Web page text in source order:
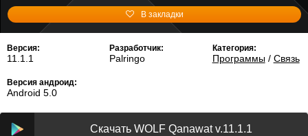
В закладки
Версия:
11.1.1
Разработчик:
Palringo
Категория:
Программы/ Связь
Версия андроид:
Android 5.0
Скачать WOLF Qanawat v.11.1.1